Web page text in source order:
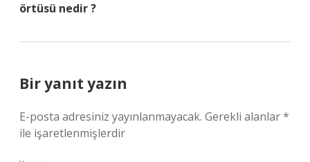
örtüsü nedir ?
Bir yanıt yazın
E-posta adresiniz yayınlanmayacak. Gerekli alanlar*
ile işaretlenmişlerdir